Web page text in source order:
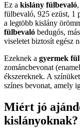
Ez a kislány fülbevaló
fülbevaló, 925 ezüst, 1
a legtöbb kislány
fülbevaló bedugós,
viseletet biztosít egész
Ezeknek a gyermek
zománcbevonat
ékszereknek. A
színes bevonat, amely
Miért jó
kislányoknak?